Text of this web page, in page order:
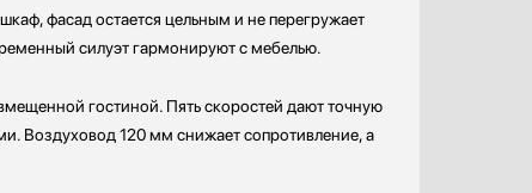
фасад остается цельным и не перегружает
силуэт гармонируют с мебелью.
гостиной. Пять скоростей дают точную
Воздуховод 120 мм снижает сопротивление, а